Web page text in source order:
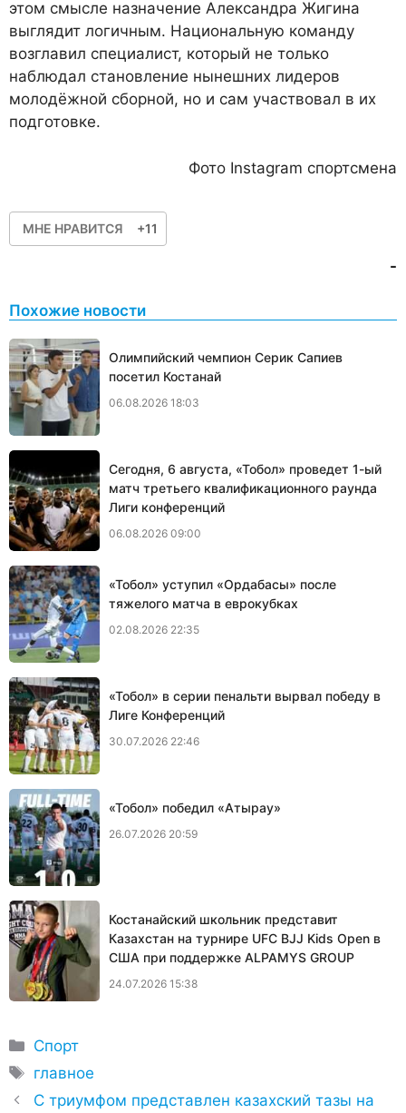
этом смысле назначение Александра Жигина
выглядит логичным. Национальную команду
возглавил специалист, который не только
наблюдал становление нынешних лидеров
молодёжной сборной, но и сам участвовал в их
подготовке.
Фото Instagram спортсмена
МНЕ НРАВИТСЯ +11
-
Похожие новости
Олимпийский чемпион Серик Сапиев
посетил Костанай
06.08.2026 18:03
Сегодня, 6 августа, «Тобол» проведет 1-ый
матч третьего квалификационного раунда
Лиги конференций
06.08.2026 09:00
«Тобол» уступил «Ордабасы» после
тяжелого матча в еврокубках
02.08.2026 22:35
«Тобол» в серии пенальти вырвал победу в
Лиге Конференций
30.07.2026 22:46
«Тобол» победил «Атырау»
26.07.2026 20:59
Костанайский школьник представит
Казахстан на турнире UFC BJJ Kids Open в
США при поддержке ALPAMYS GROUP
24.07.2026 15:38
Рубрики
Спорт
Метки
главное
С триумфом представлен казахский тазы на